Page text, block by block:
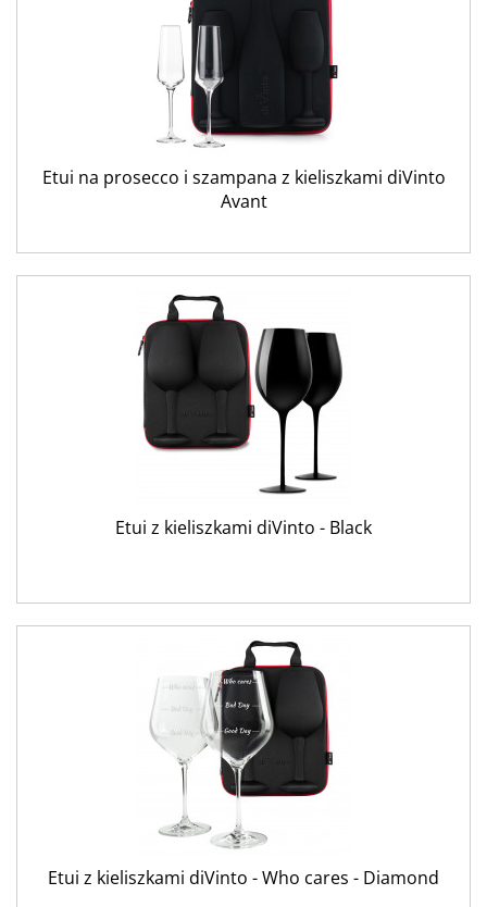
Etui na prosecco i szampana z kieliszkami diVinto
Avant
Etui z kieliszkami diVinto - Black
Etui z kieliszkami diVinto - Who cares - Diamond